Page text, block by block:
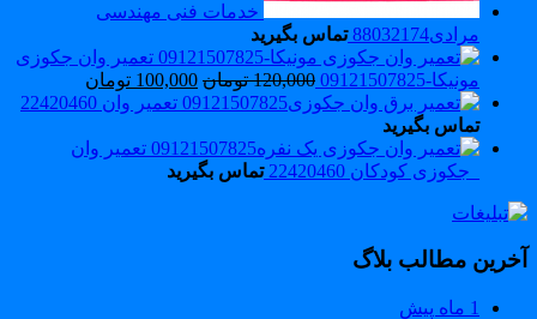
خدمات فنی مهندسی
مرادی88032174
تماس بگیرید
تعمیر وان جکوزی
مونیکا-09121507825
120,000 تومان 100,000 تومان
تعمیر وان 22420460
تماس بگیرید
تعمیر وان
_جکوزی کودکان 22420460
تماس بگیرید
مطالب بلاگ
1 ماه پیش